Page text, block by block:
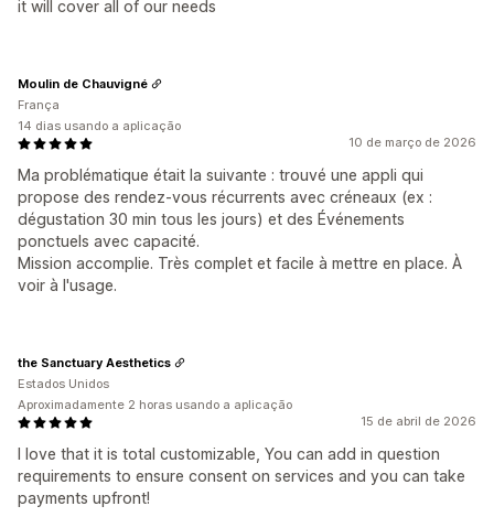
it will cover all of our needs
10 de março de 2026
Ma problématique était la suivante : trouvé une appli qui
propose des rendez-vous récurrents avec créneaux (ex :
dégustation 30 min tous les jours) et des Événements
ponctuels avec capacité.
Mission accomplie. Très complet et facile à mettre en place. À
voir à l'usage.
Moulin de Chauvigné
França
14 dias usando a aplicação
15 de abril de 2026
I love that it is total customizable, You can add in question
requirements to ensure consent on services and you can take
payments upfront!
the Sanctuary Aesthetics
Estados Unidos
Aproximadamente 2 horas usando a aplicação